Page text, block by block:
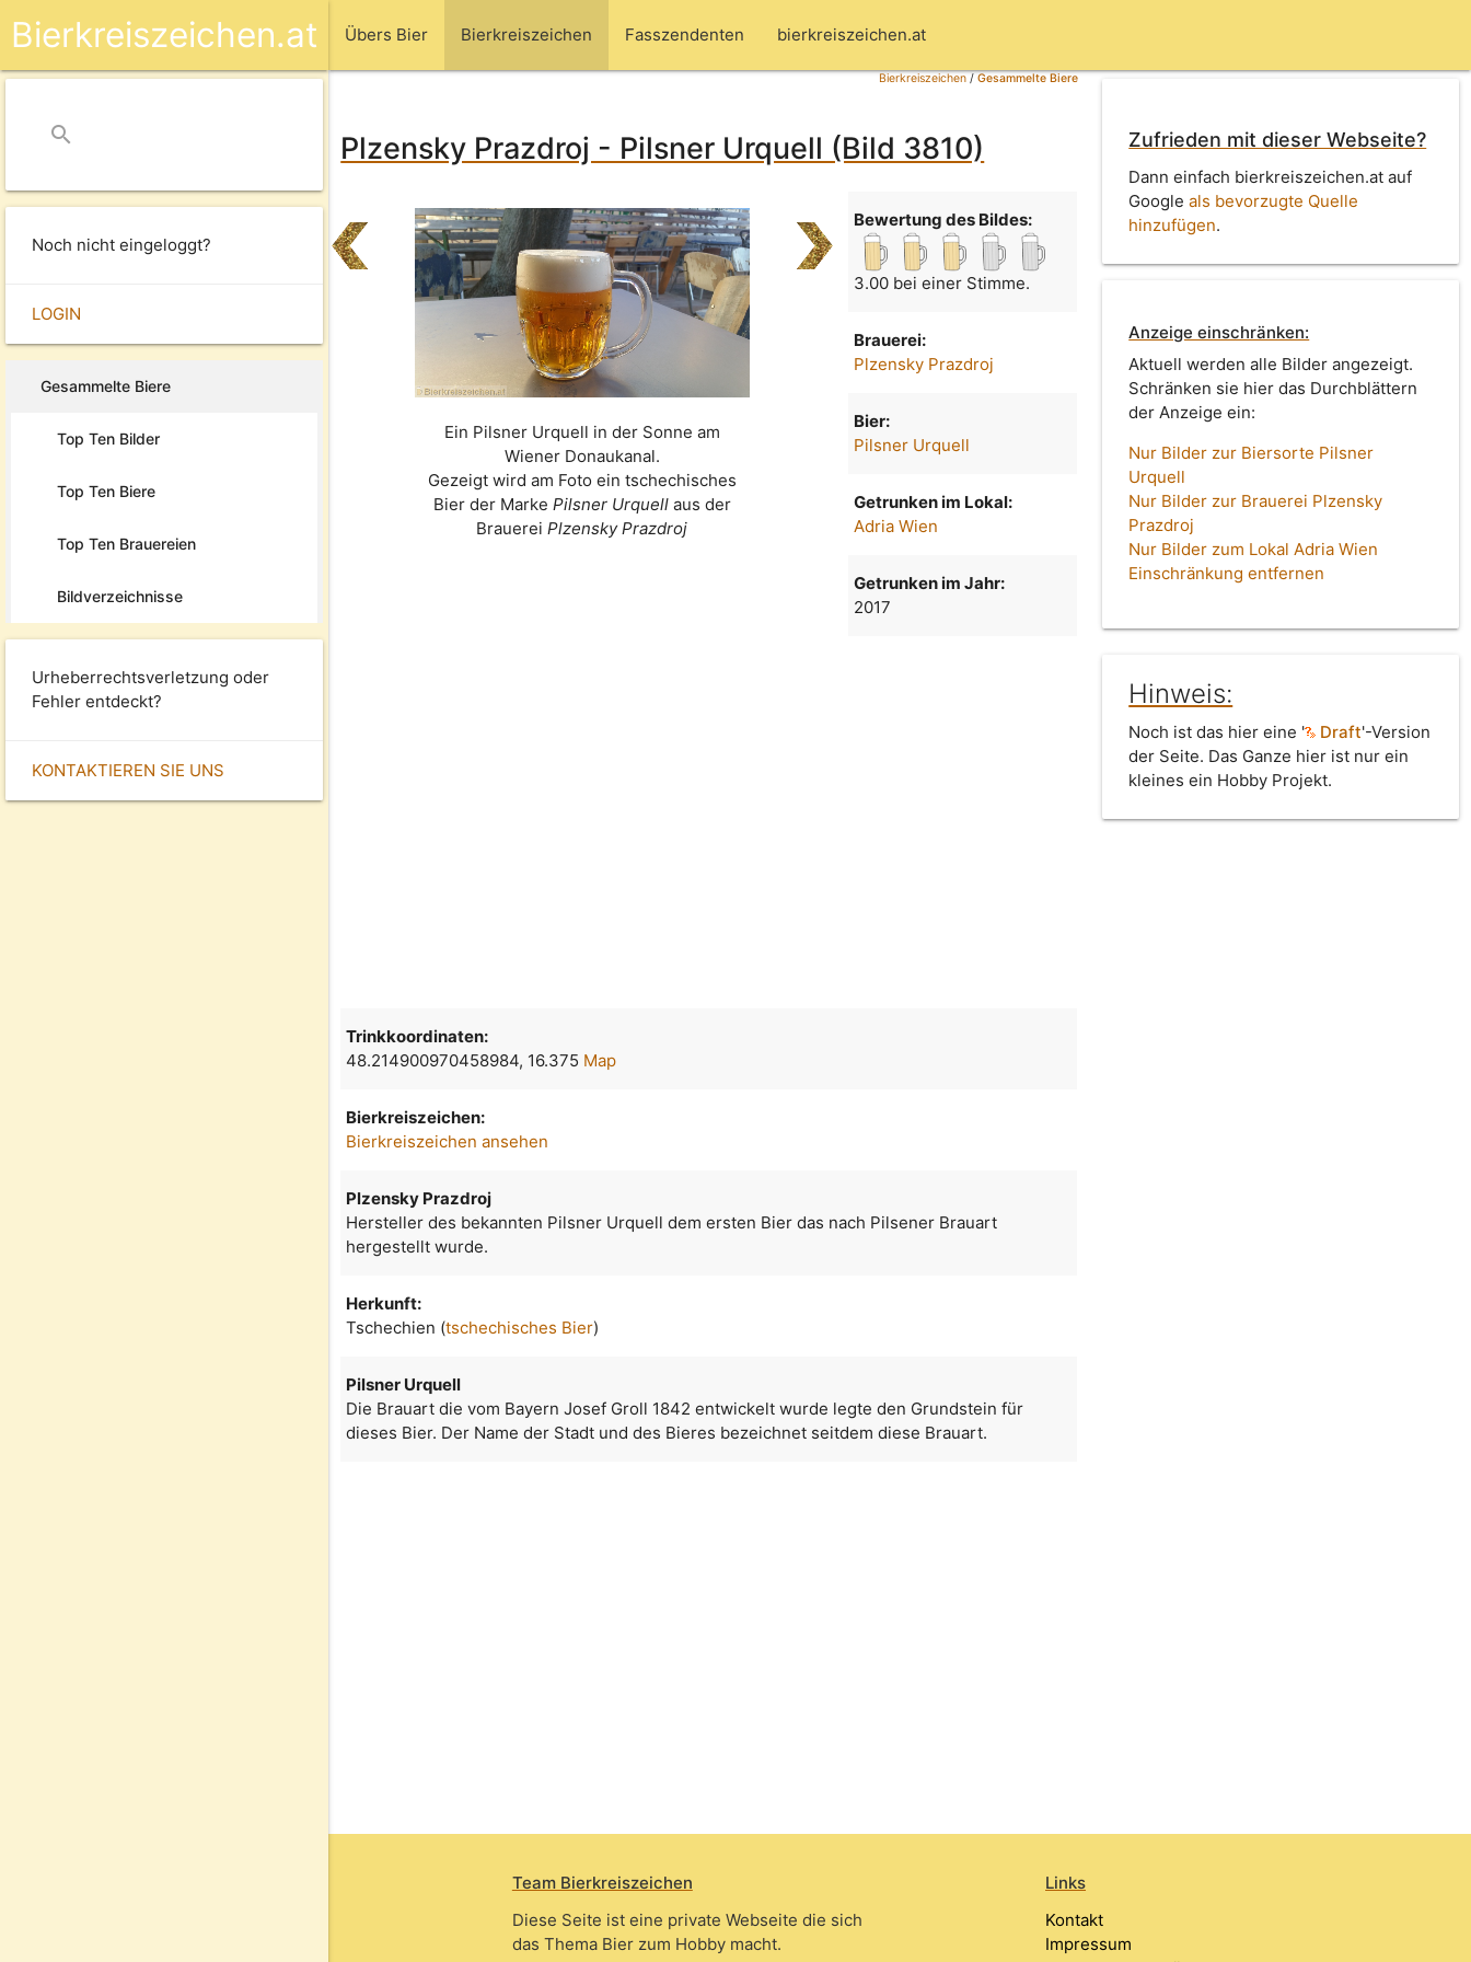
Übers Bier Bierkreiszeichen Fasszendenten bierkreiszeichen.at
Bierkreiszeichen.at
search
Noch nicht eingeloggt?
LOGIN
Gesammelte Biere
Top Ten Bilder
Top Ten Biere
Top Ten Brauereien
Bildverzeichnisse
Urheberrechtsverletzung oder
Fehler entdeckt?
KONTAKTIEREN SIE UNS
Bierkreiszeichen/Gesammelte Biere
Plzensky Prazdroj - Pilsner Urquell (Bild 3810)
Ein Pilsner Urquell in der Sonne am
Wiener Donaukanal.
Gezeigt wird am Foto ein tschechisches
Bier der Marke Pilsner Urquellaus der
BrauereiPlzensky Prazdroj
Bewertung des Bildes:
3.00 bei einer Stimme.
Brauerei:
Plzensky Prazdroj
Bier:
Pilsner Urquell
Getrunken im Lokal:
Adria Wien
Getrunken im Jahr:
2017
Zufrieden mit dieser Webseite?
Dann einfach bierkreiszeichen.at auf
Googleals bevorzugte Quelle
hinzufügen.
Anzeige einschränken:
Aktuell werden alle Bilder angezeigt.
Schränken sie hier das Durchblättern
der Anzeige ein:
Nur Bilder zur Biersorte Pilsner
Urquell
Nur Bilder zur Brauerei Plzensky
Prazdroj
Nur Bilder zum Lokal Adria Wien
Einschränkung entfernen
Hinweis:
Noch ist das hier eine ' Draft'-Version
der Seite. Das Ganze hier ist nur ein
kleines ein Hobby Projekt.
Trinkkoordinaten:
48.214900970458984, 16.375 Map
Bierkreiszeichen:
Bierkreiszeichen ansehen
Plzensky Prazdroj
Hersteller des bekannten Pilsner Urquell dem ersten Bier das nach Pilsener Brauart
hergestellt wurde.
Herkunft:
Tschechien (tschechisches Bier)
Pilsner Urquell
Die Brauart die vom Bayern Josef Groll 1842 entwickelt wurde legte den Grundstein für
dieses Bier. Der Name der Stadt und des Bieres bezeichnet seitdem diese Brauart.
Team Bierkreiszeichen
Diese Seite ist eine private Webseite die sich
das Thema Bier zum Hobby macht.
Links
Kontakt
Impressum